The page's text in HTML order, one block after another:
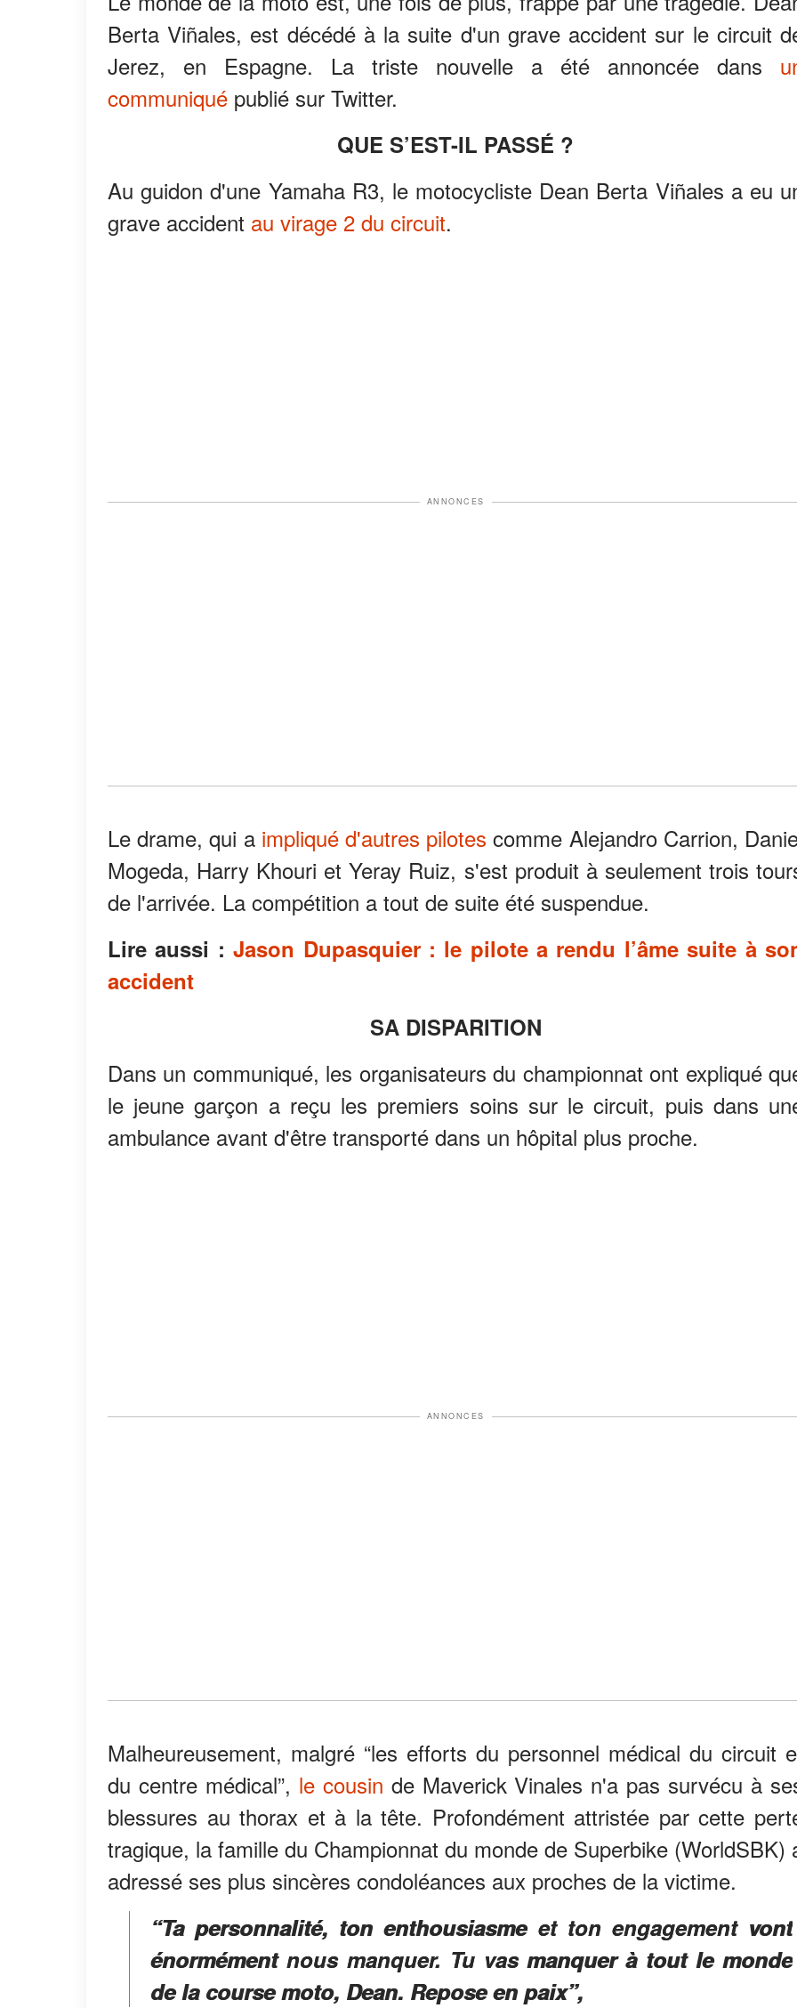
Berta Viñales, est décédé à la suite d'un grave accident sur le circuit
Jerez, en Espagne. La triste nouvelle a été annoncée dans
communiqué publié sur Twitter.
QUE S’EST-IL PASSÉ ?
Au guidon d'une Yamaha R3, le motocycliste Dean Berta Viñales a eu
grave accident au virage 2 du circuit.
ANNONCES
Le drame, qui a impliqué d'autres pilotes comme Alejandro Carrion,
Mogeda, Harry Khouri et Yeray Ruiz, s'est produit à seulement trois
de l'arrivée. La compétition a tout de suite été suspendue.
Lire aussi :Jason Dupasquier : le pilote a rendu l’âme suite à
accident
SA DISPARITION
Dans un communiqué, les organisateurs du championnat ont expliqué
le jeune garçon a reçu les premiers soins sur le circuit, puis dans
ambulance avant d'être transporté dans un hôpital plus proche.
ANNONCES
Malheureusement, malgré “les efforts du personnel médical du circuit
du centre médical”, le cousin de Maverick Vinales n'a pas survécu à
blessures au thorax et à la tête. Profondément attristée par cette
tragique, la famille du Championnat du monde de Superbike (WorldSBK)
adressé ses plus sincères condoléances aux proches de la victime.
“Ta personnalité, ton enthousiasme et ton engagement vont
énormément nous manquer. Tu vas manquer à tout le monde
de la course moto, Dean. Repose en paix”,